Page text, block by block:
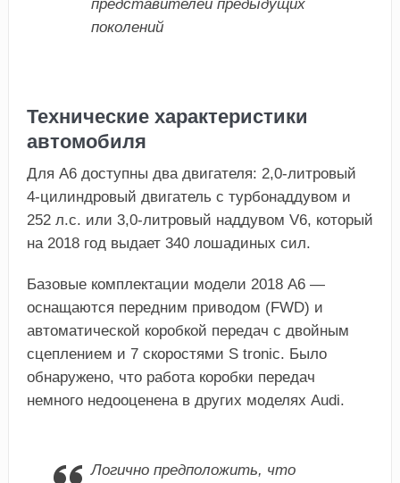
представителей предыдущих
поколений
Технические характеристики
автомобиля
Для A6 доступны два двигателя: 2,0-литровый
4-цилиндровый двигатель с турбонаддувом и
252 л.с. или 3,0-литровый наддувом V6, который
на 2018 год выдает 340 лошадиных сил.
Базовые комплектации модели 2018 A6 —
оснащаются передним приводом (FWD) и
автоматической коробкой передач с двойным
сцеплением и 7 скоростями S tronic. Было
обнаружено, что работа коробки передач
немного недооценена в других моделях Audi.
Логично предположить, что